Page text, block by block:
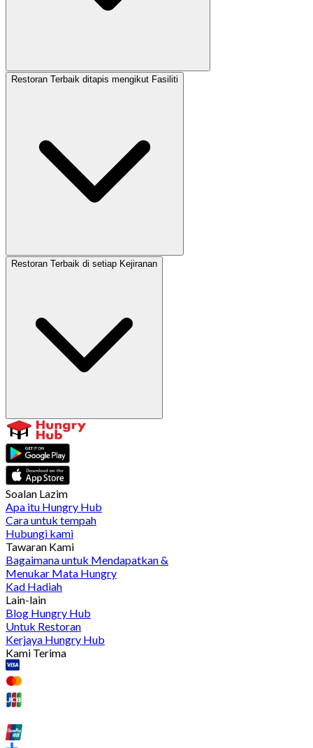
Restoran Terbaik ditapis mengikut Fasiliti
Restoran Terbaik di setiap Kejiranan
Soalan Lazim
Apa itu Hungry Hub
Cara untuk tempah
Hubungi kami
Tawaran Kami
Bagaimana untuk Mendapatkan &
Menukar Mata Hungry
Kad Hadiah
Lain-lain
Blog Hungry Hub
Untuk Restoran
Kerjaya Hungry Hub
Kami Terima